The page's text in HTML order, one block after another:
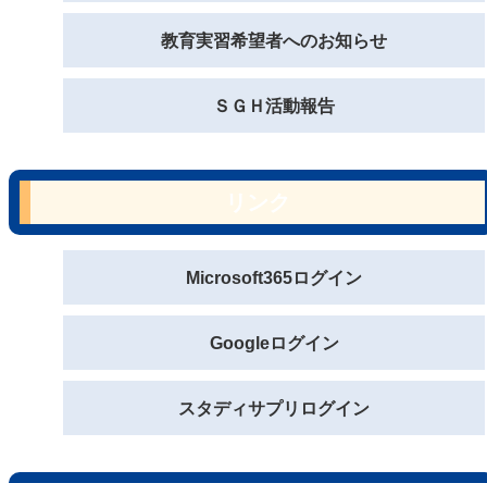
教育実習希望者へのお知らせ
ＳＧＨ活動報告
Microsoft365ログイン
Googleログイン
スタディサプリログイン